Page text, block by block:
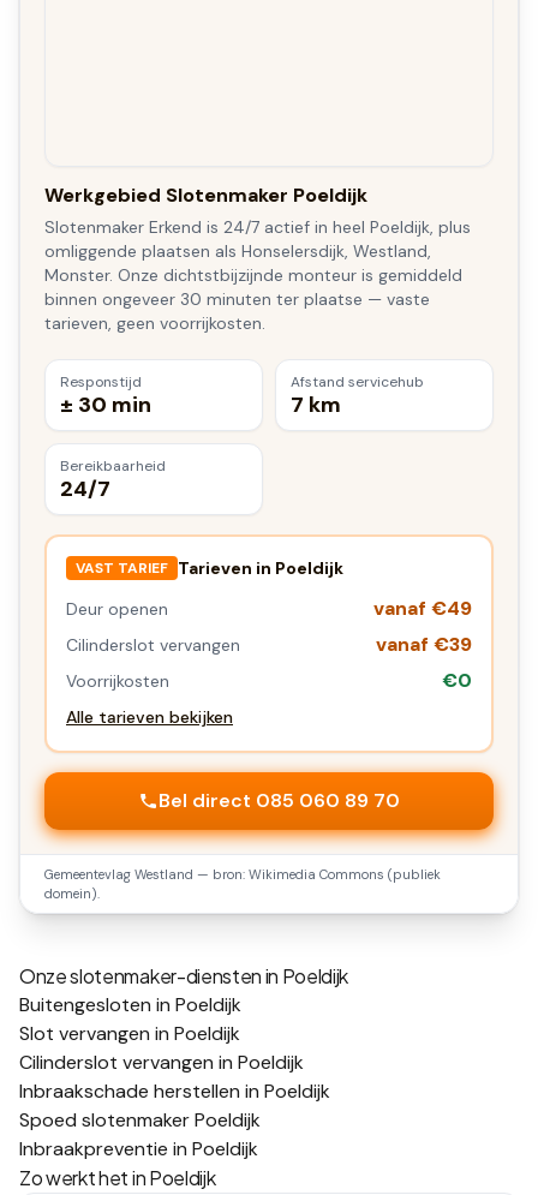
Werkgebied Slotenmaker Poeldijk
Slotenmaker Erkend is 24/7 actief in heel Poeldijk, plus
omliggende plaatsen als Honselersdijk, Westland,
Monster. Onze dichtstbijzijnde monteur is gemiddeld
binnen ongeveer 30 minuten ter plaatse — vaste
tarieven, geen voorrijkosten.
Responstijd
± 30 min
Afstand servicehub
7 km
Bereikbaarheid
24/7
VAST TARIEF Tarieven in Poeldijk
Deur openen
vanaf €49
Cilinderslot vervangen vanaf €39
Voorrijkosten €0
Alle tarieven bekijken
Bel direct 085 060 89 70
Gemeentevlag Westland — bron: Wikimedia Commons (publiek
domein).
Onze slotenmaker-diensten in Poeldijk
Buitengesloten in Poeldijk
Slot vervangen in Poeldijk
Cilinderslot vervangen in Poeldijk
Inbraakschade herstellen in Poeldijk
Spoed slotenmaker Poeldijk
Inbraakpreventie in Poeldijk
Zo werkt het inPoeldijk